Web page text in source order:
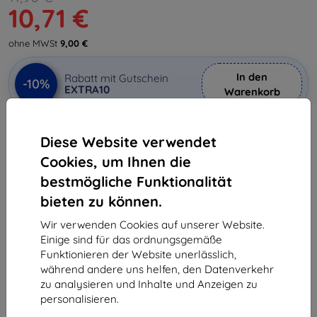
Diese Website verwendet
Cookies, um Ihnen die
bestmögliche Funktionalität
bieten zu können.
Wir verwenden Cookies auf unserer Website.
Einige sind für das ordnungsgemäße
Funktionieren der Website unerlässlich,
während andere uns helfen, den Datenverkehr
zu analysieren und Inhalte und Anzeigen zu
personalisieren.
10,71 €
ohne MWSt 9,00 €
-10%
Rabatt mit Gutschein
EXTRA10
In den
Warenkorb
Auf Lager > 5 Stk.
In den Warenkorb
Massenrabatt
2Stck.
10%
10,71 €/Stck.
3Stck.+
15%